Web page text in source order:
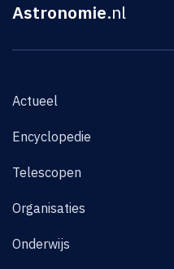
Astronomie.nl
Actueel
Encyclopedie
Telescopen
Organisaties
Onderwijs